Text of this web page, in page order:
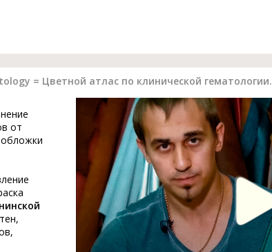
= Цветной атлас по клинической гематологии.
от
обложки